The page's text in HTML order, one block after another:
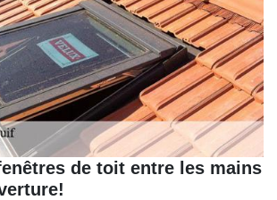
de toit entre les mains